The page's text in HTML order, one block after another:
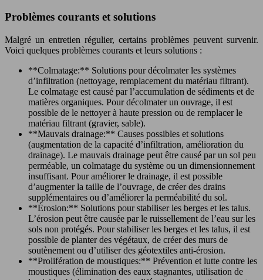
Problèmes courants et solutions
Malgré un entretien régulier, certains problèmes peuvent survenir.
Voici quelques problèmes courants et leurs solutions :
**Colmatage:** Solutions pour décolmater les systèmes
d’infiltration (nettoyage, remplacement du matériau filtrant).
Le colmatage est causé par l’accumulation de sédiments et de
matières organiques. Pour décolmater un ouvrage, il est
possible de le nettoyer à haute pression ou de remplacer le
matériau filtrant (gravier, sable).
**Mauvais drainage:** Causes possibles et solutions
(augmentation de la capacité d’infiltration, amélioration du
drainage). Le mauvais drainage peut être causé par un sol peu
perméable, un colmatage du système ou un dimensionnement
insuffisant. Pour améliorer le drainage, il est possible
d’augmenter la taille de l’ouvrage, de créer des drains
supplémentaires ou d’améliorer la perméabilité du sol.
**Érosion:** Solutions pour stabiliser les berges et les talus.
L’érosion peut être causée par le ruissellement de l’eau sur les
sols non protégés. Pour stabiliser les berges et les talus, il est
possible de planter des végétaux, de créer des murs de
soutènement ou d’utiliser des géotextiles anti-érosion.
**Prolifération de moustiques:** Prévention et lutte contre les
moustiques (élimination des eaux stagnantes, utilisation de